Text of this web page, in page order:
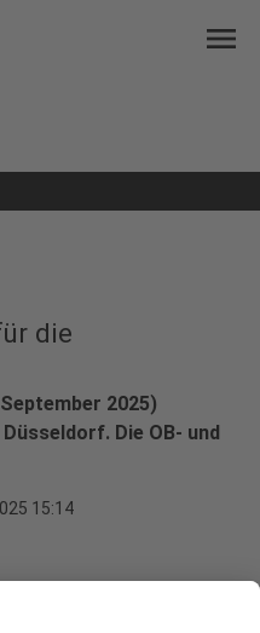
menu
die
2025)
Die OB- und
15:14